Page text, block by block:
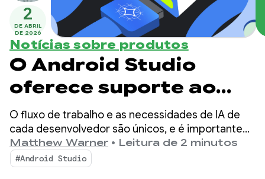
2
DE ABRIL
DE 2026
Notícias sobre produtos
O Android Studio
oferece suporte ao
Gemma 4: nosso
modelo local mais
capaz para
O fluxo de trabalho e as necessidades de IA de
cada desenvolvedor são únicos, e é importante
poder escolher como a IA ajuda no
desenvolvimento. Em janeiro, apresentamos a
capacidade de escolher qualquer modelo de IA
Matthew Warner • Leitura de 2 minutos
#Android Studio